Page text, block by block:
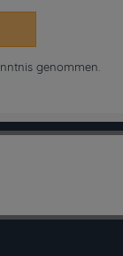
genommen.